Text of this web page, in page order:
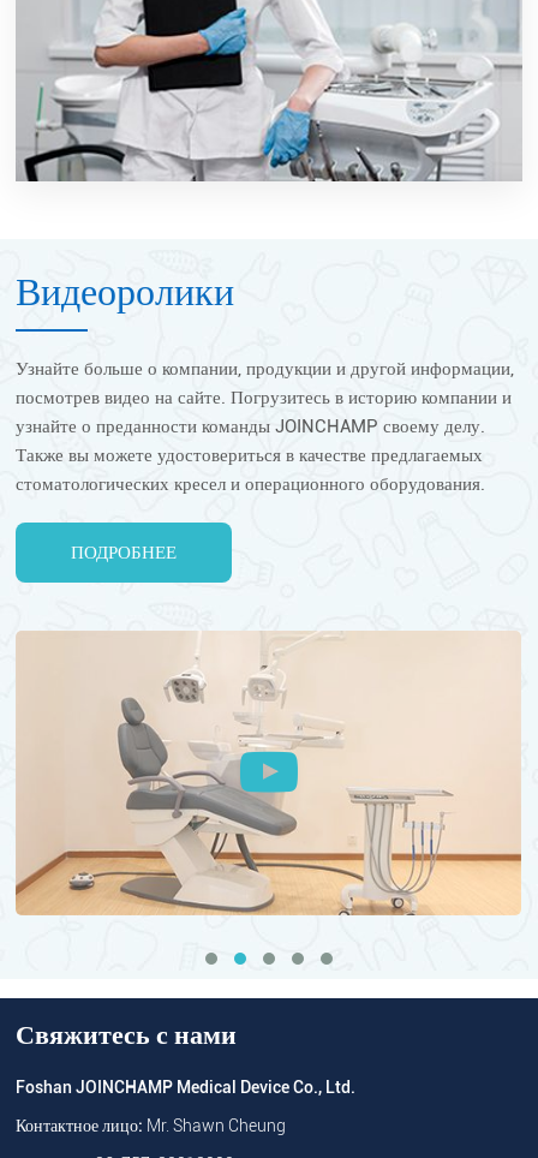
Видеоролики
Узнайте больше о компании, продукции и другой информации,
посмотрев видео на сайте. Погрузитесь в историю компании и
узнайте о преданности команды JOINCHAMP своему делу.
Также вы можете удостовериться в качестве предлагаемых
стоматологических кресел и операционного оборудования.
ПОДРОБНЕЕ
Свяжитесь с нами
Foshan JOINCHAMP Medical Device Co., Ltd.
Контактное лицо: Mr. Shawn Cheung